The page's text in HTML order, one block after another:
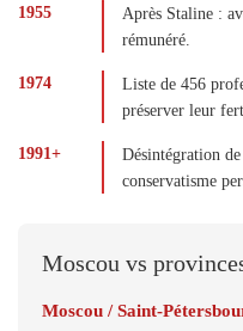
1955
Après Staline :
rémunéré.
1974
Liste de 456
préserver leur
1991+
Désintégration
conservatisme
Moscou vs
Moscou / Saint-